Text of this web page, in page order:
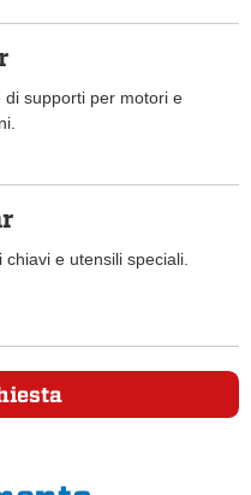
di supporti per motori e
chiavi e utensili speciali.